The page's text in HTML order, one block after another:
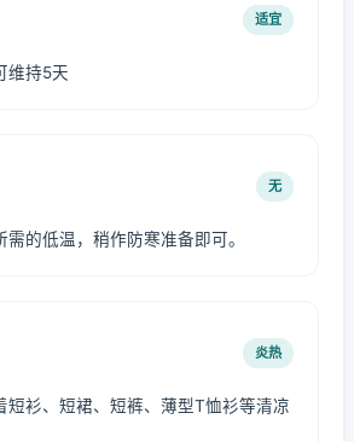
适宜
维持5天
无
的低温，稍作防寒准备即可。
炎热
短衫、短裙、短裤、薄型T恤衫等清凉